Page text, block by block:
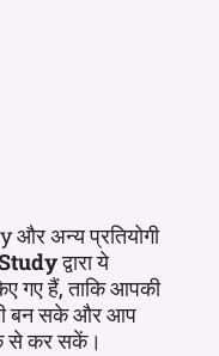
अन्य प्रतियोगी
द्वारा ये
गए हैं, ताकि आपकी
बन सके और आप
से कर सकें।